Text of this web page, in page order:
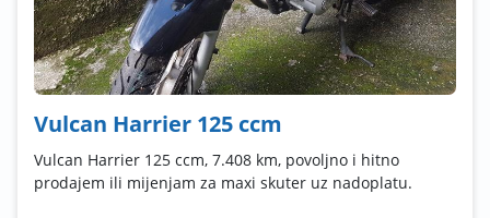
Vulcan Harrier 125 ccm
Vulcan Harrier 125 ccm, 7.408 km, povoljno i hitno
prodajem ili mijenjam za maxi skuter uz nadoplatu.